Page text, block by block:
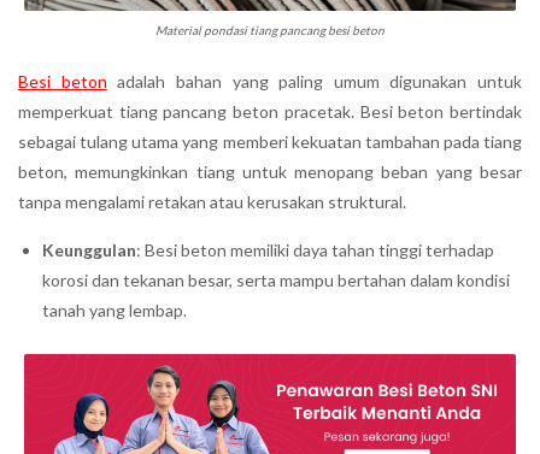
Material pondasi tiang pancang besi beton
Besi beton adalah bahan yang paling umum digunakan untuk
memperkuat tiang pancang beton pracetak. Besi beton bertindak
sebagai tulang utama yang memberi kekuatan tambahan pada tiang
beton, memungkinkan tiang untuk menopang beban yang besar
tanpa mengalami retakan atau kerusakan struktural.
Keunggulan: Besi beton memiliki daya tahan tinggi terhadap
korosi dan tekanan besar, serta mampu bertahan dalam kondisi
tanah yang lembap.